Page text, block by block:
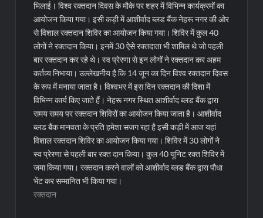
भिलाई। विश्व रक्तदान दिवस के मौके पर शहर में विभिन्न कार्यक्रमों का
आयोजन किया गया। इसी कड़ी में आशीर्वाद ब्लड बैंक नेहरू नगर की ओर
से विशाल रक्तदान शिविर का आयोजन किया गया। शिविर में कुल 40
लोगों ने रक्तदान किया। इनमें 30 ऐसे रक्तदाता भी शामिल थे जो पहली
बार रक्तदान कर रहे थे। स्व प्रेरणा से इन लोगों ने रक्तदान कर अहम
कर्तव्य निभाया।उल्लेखनीय है कि 14 जून का दिन विश्व रक्तदान दिवस
के रूप में मनाया जाता है। विश्वभर में इस दिन रक्तदान की दिशा में
विभिन्न कार्य किए जाते हैं। नेहरू नगर स्थित आशीर्वाद ब्लड बैंक द्वारा
समय समय पर रक्तदान शिविरों का आयोजन किया जाता है। आशीर्वाद
ब्लड बैंक मानवता के प्रति हमेशा सजग रहा है इसी कड़ी में आज यहां
विशाल रक्तदान शिविर का आयोजन किया गया। शिविर में 30 लोगों ने
स्व प्रेरणा से पहली बार रक्त दान किया। कुल 40 यूनिट रक्त शिविर में
जमा किया गया। रक्तदान करने वालों को आशीर्वाद ब्लड बैंक द्वारा पौधा
भेंट कर सम्मानित भी किया गया।
रक्तदान